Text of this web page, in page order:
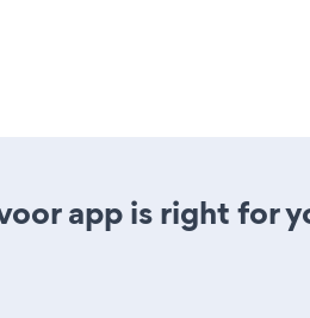
app is right for